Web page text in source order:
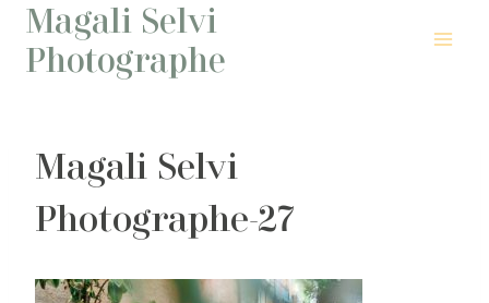
Aller
contenu
Magali Selvi
Photographe
Magali Selvi
Photographe-27